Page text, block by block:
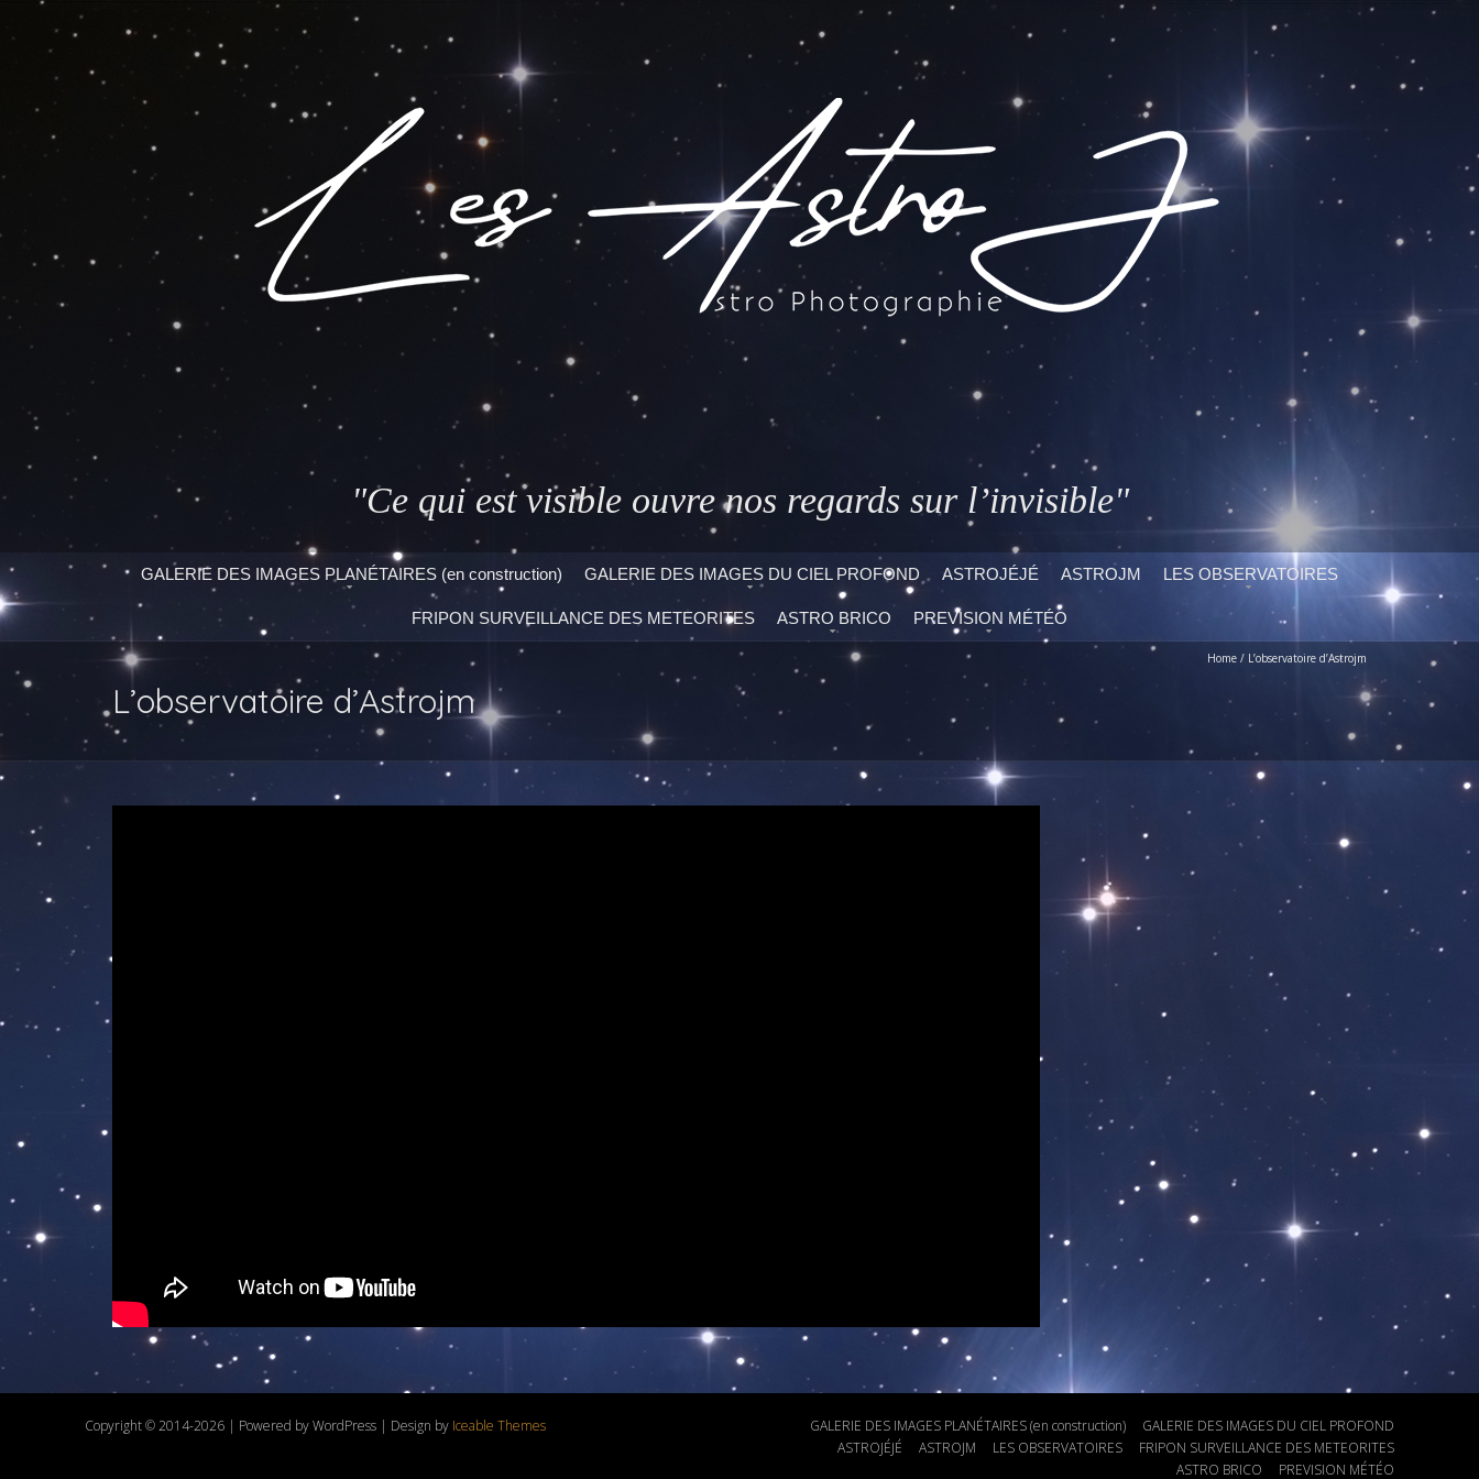
"Ce qui est visible ouvre nos regards sur l’invisible"
GALERIE DES IMAGES PLANÉTAIRES (en construction) GALERIE DES IMAGES DU CIEL PROFOND ASTROJÉJÉ ASTROJM LES OBSERVATOIRES
FRIPON SURVEILLANCE DES METEORITES ASTRO BRICO PREVISION MÉTÉO
Home / L’observatoire d’Astrojm
L’observatoire d’Astrojm
Copyright © 2014-2026 | Powered by WordPress | Design by Iceable Themes GALERIE DES IMAGES PLANÉTAIRES (en construction)
GALERIE DES IMAGES DU CIEL PROFOND
ASTROJÉJÉ
ASTROJM LES OBSERVATOIRES
FRIPON SURVEILLANCE DES METEORITES
ASTRO BRICO
PREVISION MÉTÉO